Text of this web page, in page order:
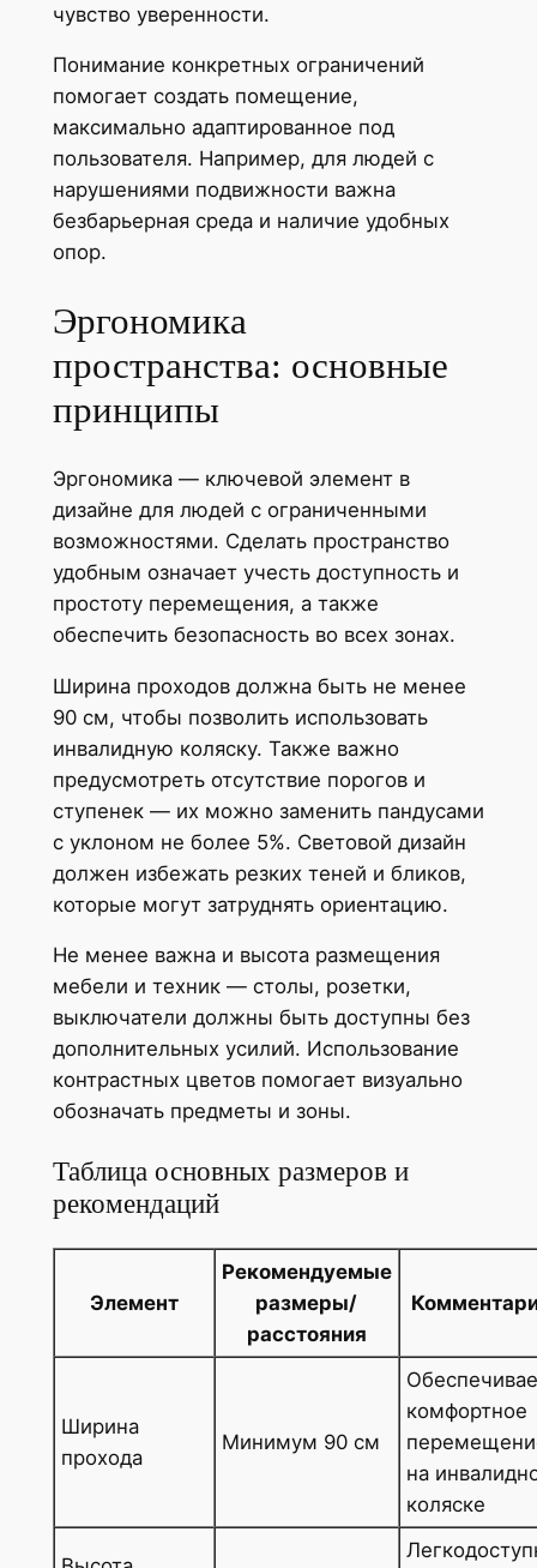
чувство уверенности.
Понимание конкретных ограничений
помогает создать помещение,
максимально адаптированное под
пользователя. Например, для людей с
нарушениями подвижности важна
безбарьерная среда и наличие удобных
опор.
Эргономика
пространства: основные
принципы
Эргономика — ключевой элемент в
дизайне для людей с ограниченными
возможностями. Сделать пространство
удобным означает учесть доступность и
простоту перемещения, а также
обеспечить безопасность во всех зонах.
Ширина проходов должна быть не менее
90 см, чтобы позволить использовать
инвалидную коляску. Также важно
предусмотреть отсутствие порогов и
ступенек — их можно заменить пандусами
с уклоном не более 5%. Световой дизайн
должен избежать резких теней и бликов,
которые могут затруднять ориентацию.
Не менее важна и высота размещения
мебели и техник — столы, розетки,
выключатели должны быть доступны без
дополнительных усилий. Использование
контрастных цветов помогает визуально
обозначать предметы и зоны.
Таблица основных размеров и
рекомендаций
Элемент
Рекомендуемые
размеры/
расстояния
Ширина
прохода
Минимум 90 см
комфортное
на
коляске